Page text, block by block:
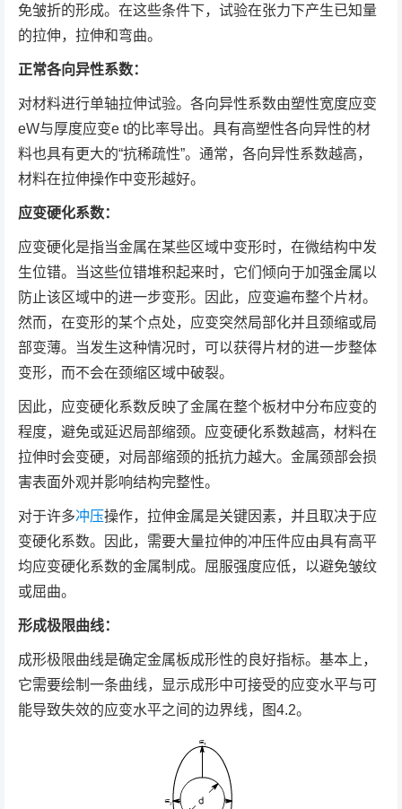
免皱折的形成。在这些条件下，试验在张力下产生已知量
的拉伸，拉伸和弯曲。
正常各向异性系数：
对材料进行单轴拉伸试验。各向异性系数由塑性宽度应变
eW与厚度应变e t的比率导出。具有高塑性各向异性的材
料也具有更大的“抗稀疏性”。通常，各向异性系数越高，
材料在拉伸操作中变形越好。
应变硬化系数：
应变硬化是指当金属在某些区域中变形时，在微结构中发
生位错。当这些位错堆积起来时，它们倾向于加强金属以
防止该区域中的进一步变形。因此，应变遍布整个片材。
然而，在变形的某个点处，应变突然局部化并且颈缩或局
部变薄。当发生这种情况时，可以获得片材的进一步整体
变形，而不会在颈缩区域中破裂。
因此，应变硬化系数反映了金属在整个板材中分布应变的
程度，避免或延迟局部缩颈。应变硬化系数越高，材料在
拉伸时会变硬，对局部缩颈的抵抗力越大。金属颈部会损
害表面外观并影响结构完整性。
对于许多冲压操作，拉伸金属是关键因素，并且取决于应
变硬化系数。因此，需要大量拉伸的冲压件应由具有高平
均应变硬化系数的金属制成。屈服强度应低，以避免皱纹
或屈曲。
形成极限曲线：
成形极限曲线是确定金属板成形性的良好指标。基本上，
它需要绘制一条曲线，显示成形中可接受的应变水平与可
能导致失效的应变水平之间的边界线，图4.2。